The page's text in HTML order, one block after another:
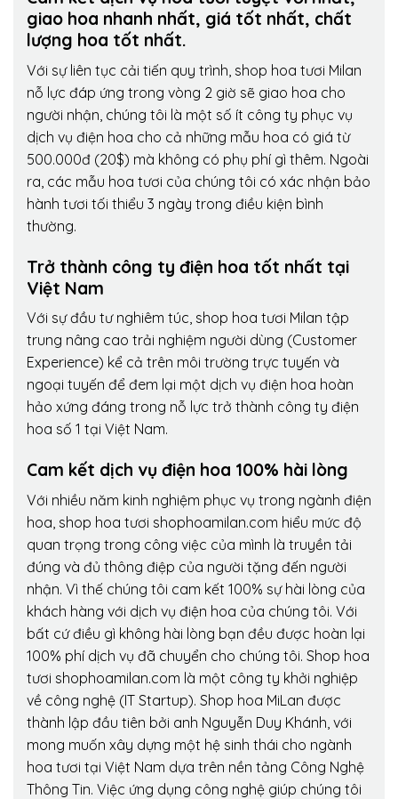
giao hoa nhanh nhất, giá tốt nhất, chất
lượng hoa tốt nhất.
Với sự liên tục cải tiến quy trình, shop hoa tươi Milan
nỗ lực đáp ứng trong vòng 2 giờ sẽ giao hoa cho
người nhận, chúng tôi là một số ít công ty phục vụ
dịch vụ điện hoa cho cả những mẫu hoa có giá từ
500.000đ (20$) mà không có phụ phí gì thêm. Ngoài
ra, các mẫu hoa tươi của chúng tôi có xác nhận bảo
hành tươi tối thiểu 3 ngày trong điều kiện bình
thường.
Trở thành công ty điện hoa tốt nhất tại
Việt Nam
Với sự đầu tư nghiêm túc, shop hoa tươi Milan tập
trung nâng cao trải nghiệm người dùng (Customer
Experience) kể cả trên môi trường trực tuyến và
ngoại tuyến để đem lại một dịch vụ điện hoa hoàn
hảo xứng đáng trong nỗ lực trở thành công ty điện
hoa số 1 tại Việt Nam.
Cam kết dịch vụ điện hoa 100% hài lòng
Với nhiều năm kinh nghiệm phục vụ trong ngành điện
hoa, shop hoa tươi shophoamilan.com hiểu mức độ
quan trọng trong công việc của mình là truyền tải
đúng và đủ thông điệp của người tặng đến người
nhận. Vì thế chúng tôi cam kết 100% sự hài lòng của
khách hàng với dịch vụ điện hoa của chúng tôi. Với
bất cứ điều gì không hài lòng bạn đều được hoàn lại
100% phí dịch vụ đã chuyển cho chúng tôi. Shop hoa
tươi shophoamilan.com là một công ty khởi nghiệp
về công nghệ (IT Startup). Shop hoa MiLan được
thành lập đầu tiên bởi anh Nguyễn Duy Khánh, với
mong muốn xây dựng một hệ sinh thái cho ngành
hoa tươi tại Việt Nam dựa trên nền tảng Công Nghệ
Thông Tin. Việc ứng dụng công nghệ giúp chúng tôi